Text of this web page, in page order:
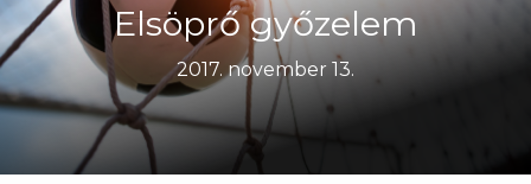
Elsöprő győzelem
2017. november 13.